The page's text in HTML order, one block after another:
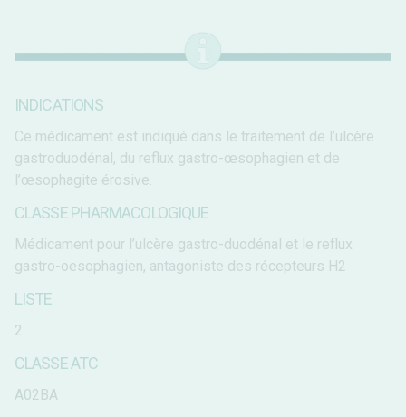
INDICATIONS
Ce médicament est indiqué dans le traitement de l’ulcère
gastroduodénal, du reflux gastro-œsophagien et de
l’œsophagite érosive.
CLASSE PHARMACOLOGIQUE
Médicament pour l’ulcère gastro-duodénal et le reflux
gastro-oesophagien, antagoniste des récepteurs H2
LISTE
2
CLASSE ATC
A02BA